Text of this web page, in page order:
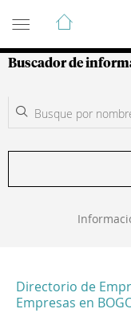
Guía de
Buscador de
Directorio de
Empresas en